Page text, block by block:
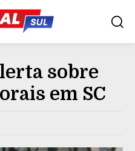
sobre
em SC